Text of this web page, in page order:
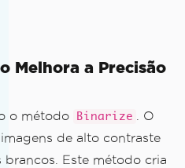
Melhora a Precisão
o método Binarize . O
de alto contraste
Este método cria